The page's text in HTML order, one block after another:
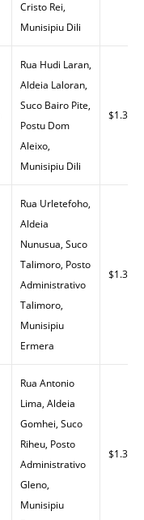
Cristo Rei,
Munisipiu Dili
Rua Hudi Laran,
Aldeia Laloran,
Suco Bairo Pite,
Postu Dom
Aleixo,
Munisipiu Dili
$1.32
Rua Urletefoho,
Aldeia
Nunusua, Suco
Talimoro, Posto
Administrativo
Talimoro,
Munisipiu
Ermera
$1.35
Rua Antonio
Lima, Aldeia
Gomhei, Suco
Riheu, Posto
Administrativo
Gleno,
Munisipiu
$1.35